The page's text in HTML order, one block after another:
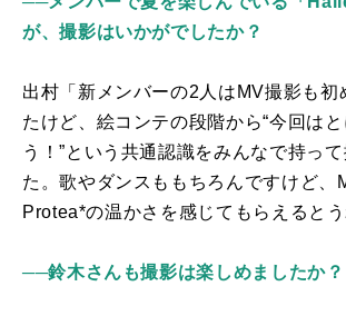
が、撮影はいかがでしたか？
出村「新メンバーの2人は MV撮影も初
たけど、絵コンテの段階から“今回は
う！”という共通認識をみんなで持っ
た。歌やダンスももちろんですけど、
Protea*の温かさを感じてもらえるとう
──鈴木さんも撮影は楽しめましたか？